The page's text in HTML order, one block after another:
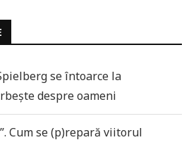
se întoarce la
despre oameni
Cum se (p)repară viitorul